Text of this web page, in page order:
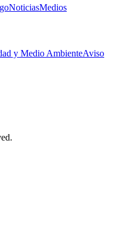
NoticiasMedios
y Medio AmbienteAviso